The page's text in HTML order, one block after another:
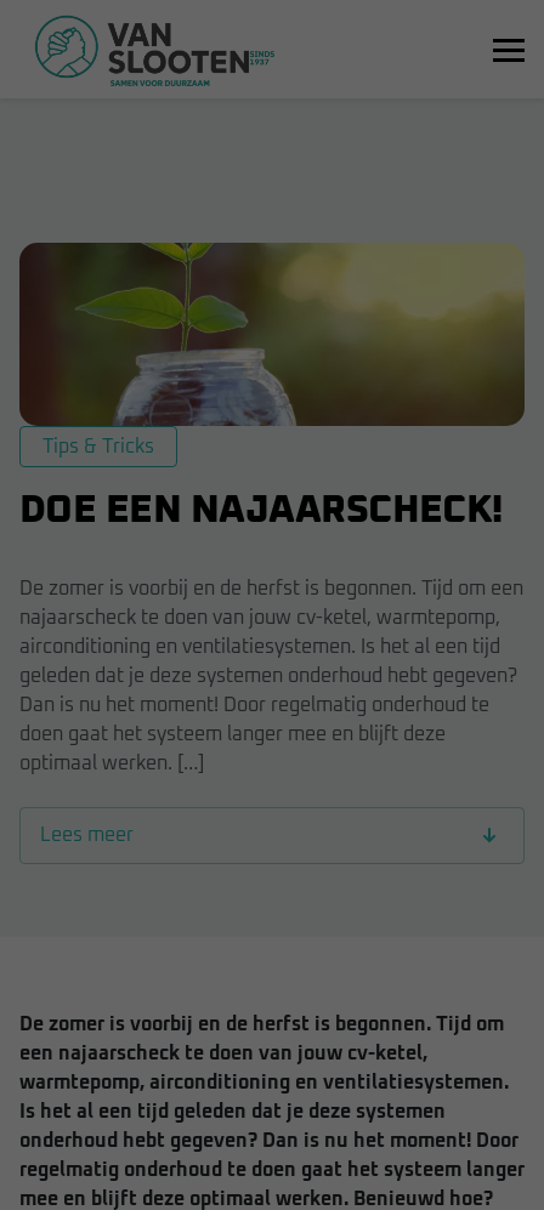
Tips & Tricks
DOE EEN NAJAARSCHECK!
De zomer is voorbij en de herfst is begonnen. Tijd om een
najaarscheck te doen van jouw cv-ketel, warmtepomp,
airconditioning en ventilatiesystemen. Is het al een tijd
geleden dat je deze systemen onderhoud hebt gegeven?
Dan is nu het moment! Door regelmatig onderhoud te
doen gaat het systeem langer mee en blijft deze
optimaal werken. […]
Lees meer
De zomer is voorbij en de herfst is begonnen. Tijd om
een najaarscheck te doen van jouw cv-ketel,
warmtepomp, airconditioning en ventilatiesystemen.
Is het al een tijd geleden dat je deze systemen
onderhoud hebt gegeven? Dan is nu het moment! Door
regelmatig onderhoud te doen gaat het systeem langer
mee en blijft deze optimaal werken. Benieuwd hoe?